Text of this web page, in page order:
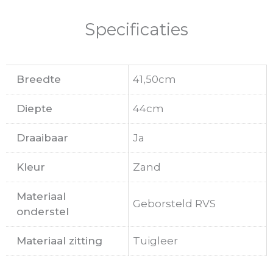
Specificaties
Breedte 41,50cm
Diepte 44cm
Draaibaar Ja
Kleur Zand
Materiaal
onderstel
Geborsteld RVS
Materiaal zitting Tuigleer